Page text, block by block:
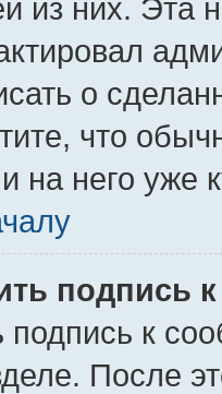
из них. Эта
о
что
на него уже
подпись
подпись к
После